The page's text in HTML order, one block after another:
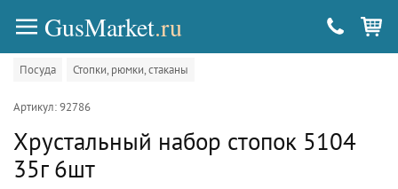
GusMarket.ru
Посуда Стопки, рюмки, стаканы
Артикул: 92786
Хрустальный набор стопок 5104
35г 6шт